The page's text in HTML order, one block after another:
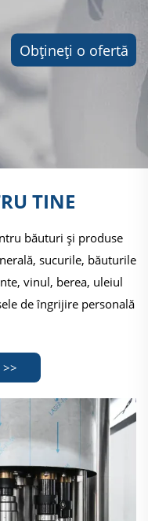
Obțineți o ofertă
TINE
băuturi și produse
sucurile, băuturile
vinul, berea, uleiul
de îngrijire personală
>>